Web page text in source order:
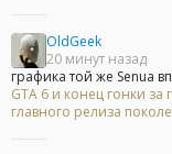
OldGeek
20 минут назад
графика той же Senua
GTA 6 и конец гонки за
главного релиза